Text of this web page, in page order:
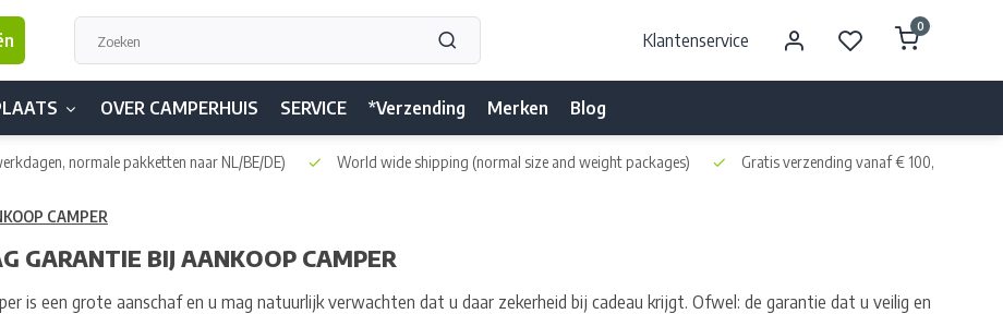
Klantenservice
0
OVER CAMPERHUIS SERVICE *Verzending Merken Blog
normale pakketten naar NL/BE/DE) World wide shipping (normal size and weight packages) Gratis verzending vanaf € 100,- naar NL
CAMPER
GARANTIE BIJ AANKOOP CAMPER
is een grote aanschaf en u mag natuurlijk verwachten dat u daar zekerheid bij cadeau krijgt. Ofwel: de garantie dat u veilig en